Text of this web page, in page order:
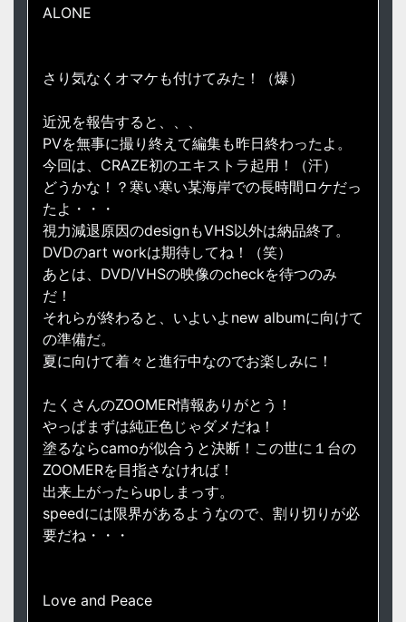
ALONE
さり気なくオマケも付けてみた！（爆）
近況を報告すると、、、
PVを無事に撮り終えて編集も昨日終わったよ。
今回は、CRAZE初のエキストラ起用！（汗）
どうかな！？寒い寒い某海岸での長時間ロケだっ
たよ・・・
視力減退原因のdesignもVHS以外は納品終了。
DVDのart workは期待してね！（笑）
あとは、DVD/VHSの映像のcheckを待つのみ
だ！
それらが終わると、いよいよnew albumに向けて
の準備だ。
夏に向けて着々と進行中なのでお楽しみに！
たくさんのZOOMER情報ありがとう！
やっぱまずは純正色じゃダメだね！
塗るならcamoが似合うと決断！この世に１台の
ZOOMERを目指さなければ！
出来上がったらupしまっす。
speedには限界があるようなので、割り切りが必
要だね・・・
Love and Peace